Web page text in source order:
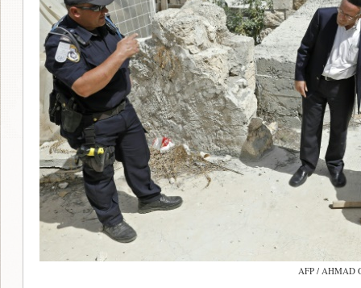
AFP / AHMAD